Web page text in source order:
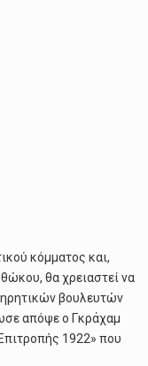
κόμματος και,
θα χρειαστεί να
βουλευτών
απόψε ο Γκράχαμ
1922» που